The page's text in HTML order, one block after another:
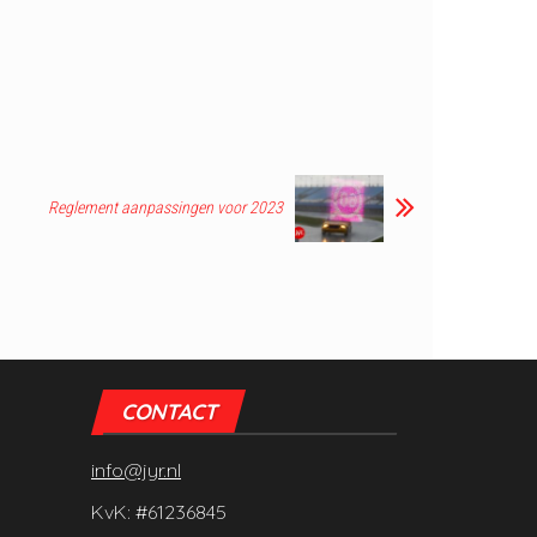
Reglement aanpassingen voor 2023
CONTACT
info@jyr.nl
KvK: #61236845